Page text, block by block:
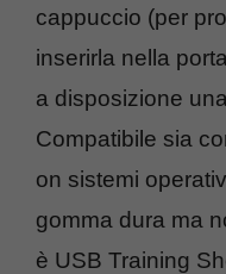
cappuccio (per
inserirla nella
a disposizione
Compatibile sia
on sistemi
gomma dura ma
è USB Training